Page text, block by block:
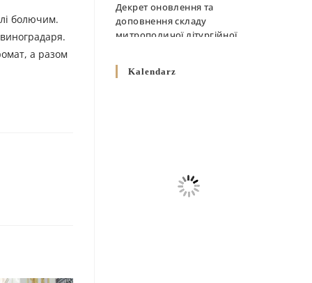
болючим.
а разом
Декрет оновлення та
доповнення складу
митрополичої літургійної
10 GRUDNIA 2025
Декрет про відзначення
Великодня і всіх рухомих
Kalendarz